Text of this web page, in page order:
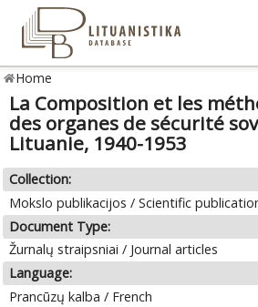
Home
La Composition et les
des organes de sécurité
Lituanie, 1940-1953
Collection:
Mokslo publikacijos / Scientific
Document Type:
Žurnalų straipsniai / Journal articles
Language:
Prancūzų kalba / French